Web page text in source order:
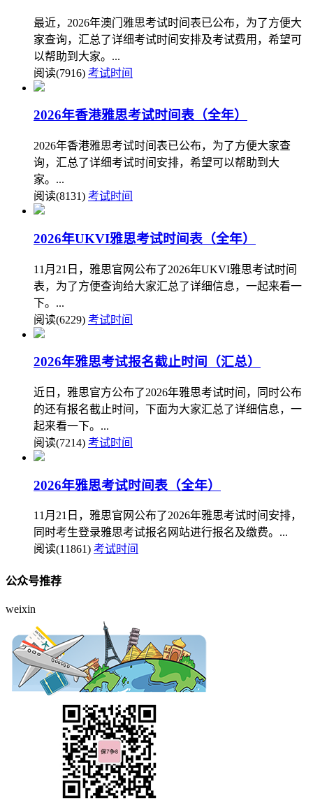
最近，2026年澳门雅思考试时间表已公布，为了方便大
家查询，汇总了详细考试时间安排及考试费用，希望可
以帮助到大家。...
阅读(7916) 考试时间
2026年香港雅思考试时间表（全年）
2026年香港雅思考试时间表已公布，为了方便大家查
询，汇总了详细考试时间安排，希望可以帮助到大
家。...
阅读(8131) 考试时间
2026年UKVI雅思考试时间表（全年）
11月21日，雅思官网公布了2026年UKVI雅思考试时间
表，为了方便查询给大家汇总了详细信息，一起来看一
下。...
阅读(6229) 考试时间
2026年雅思考试报名截止时间（汇总）
近日，雅思官方公布了2026年雅思考试时间，同时公布
的还有报名截止时间，下面为大家汇总了详细信息，一
起来看一下。...
阅读(7214) 考试时间
2026年雅思考试时间表（全年）
11月21日，雅思官网公布了2026年雅思考试时间安排，
同时考生登录雅思考试报名网站进行报名及缴费。...
阅读(11861) 考试时间
公众号推荐
weixin